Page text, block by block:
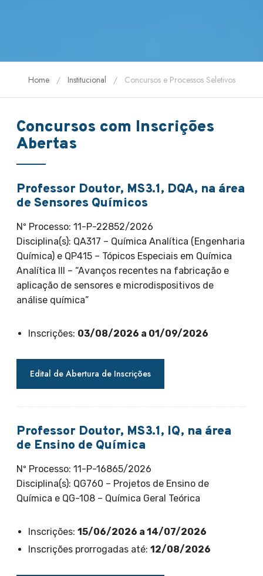
Home Institucional Concursos e Processos Seletivos
Concursos com Inscrições
Abertas
Professor Doutor, MS3.1, DQA, na área
de Sensores Químicos
Nº Processo: 11-P-22852/2026
Disciplina(s): QA317 – Química Analítica (Engenharia
Química) e QP415 – Tópicos Especiais em Química
Analítica III – “Avanços recentes na fabricação e
aplicação de sensores e microdispositivos de
análise química”
Inscrições: 03/08/2026 a 01/09/2026
Edital de Abertura de Inscrições
Professor Doutor, MS3.1, IQ, na área
de Ensino de Química
Nº Processo: 11-P-16865/2026
Disciplina(s): QG760 – Projetos de Ensino de
Química e QG-108 – Química Geral Teórica
Inscrições: 15/06/2026 a 14/07/2026
Inscrições prorrogadas até: 12/08/2026